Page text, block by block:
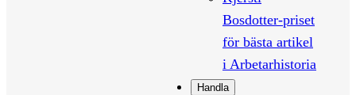
Bosdotter-priset
för bästa artikel
i Arbetarhistoria
Handla